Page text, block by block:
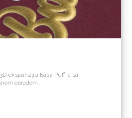
ekspanziju Easy Puff-a sa
obradom.